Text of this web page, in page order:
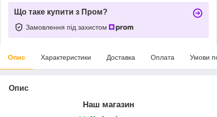
Що таке купити з Пром?
Замовлення під захистом
Опис Характеристики Доставка Оплата Умови
Опис
Наш магазин